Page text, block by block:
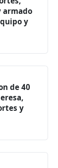
armado
y
de 40
y